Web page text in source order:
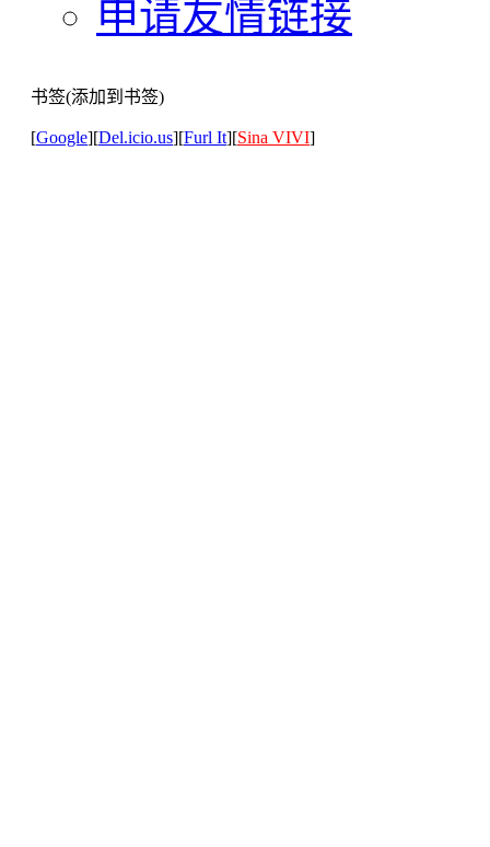
申请友情链接
书签(添加到书签)
[Google][Del.icio.us][Furl It][Sina VIVI]